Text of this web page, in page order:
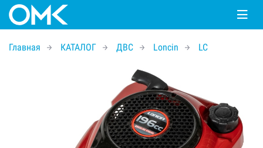
Главная КАТАЛОГ ДВС Loncin LC